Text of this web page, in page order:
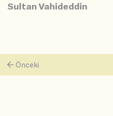
Sultan Vahideddin
Önceki